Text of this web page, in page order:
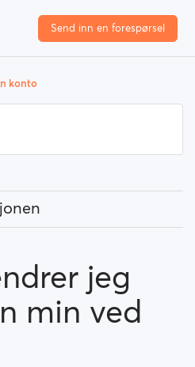
Send inn en forespørsel
konto
mitt?
min?
legning?
jeg
min ved